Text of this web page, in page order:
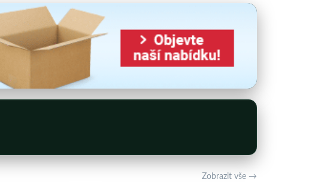
Zobrazit vše →